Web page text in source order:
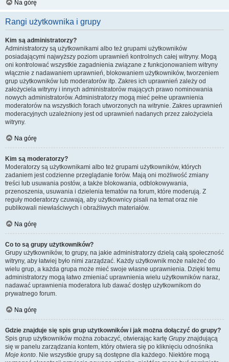
Na górę
Rangi użytkownika i grupy
Kim są administratorzy?
Administratorzy są użytkownikami albo też grupami użytkowników
posiadającymi najwyższy poziom uprawnień kontrolnych całej witryny. Mogą
oni kontrolować wszystkie zagadnienia związane z funkcjonowaniem witryny
włącznie z nadawaniem uprawnień, blokowaniem użytkowników, tworzeniem
grup użytkowników lub moderatorów itp. Zakres ich uprawnień zależy od
założyciela witryny i innych administratorów mających prawo nominowania
nowych administratorów. Administratorzy mogą mieć pełne uprawnienia
moderatorów na wszystkich forach utworzonych na witrynie. Zakres uprawnień
moderacyjnych uzależniony jest od uprawnień nadanych przez założyciela
witryny.
Na górę
Kim są moderatorzy?
Moderatorzy są użytkownikami albo też grupami użytkowników, których
zadaniem jest codzienne przeglądanie forów. Mają oni możliwość zmiany
treści lub usuwania postów, a także blokowania, odblokowywania,
przenoszenia, usuwania i dzielenia tematów na forum, które moderują. Z
reguły moderatorzy czuwają, aby użytkownicy pisali na temat oraz nie
publikowali niewłaściwych i obraźliwych materiałów.
Na górę
Co to są grupy użytkowników?
Grupy użytkowników, to grupy, na jakie administratorzy dzielą całą społeczność
witryny, aby łatwiej było nimi zarządzać. Każdy użytkownik może należeć do
wielu grup, a każda grupa może mieć swoje własne uprawnienia. Dzięki temu
administratorzy mogą łatwo zmieniać uprawnienia wielu użytkowników naraz,
nadawać uprawnienia moderatora lub dawać dostęp użytkownikom do
prywatnego forum.
Na górę
Gdzie znajduje się spis grup użytkowników i jak można dołączyć do grupy?
Spis grup użytkowników można zobaczyć, otwierając kartę Grupyznajdującą
się w panelu zarządzania kontem, który otwiera się po kliknięciu odnośnika
Moje konto. Nie wszystkie grupy są dostępne dla każdego. Niektóre mogą